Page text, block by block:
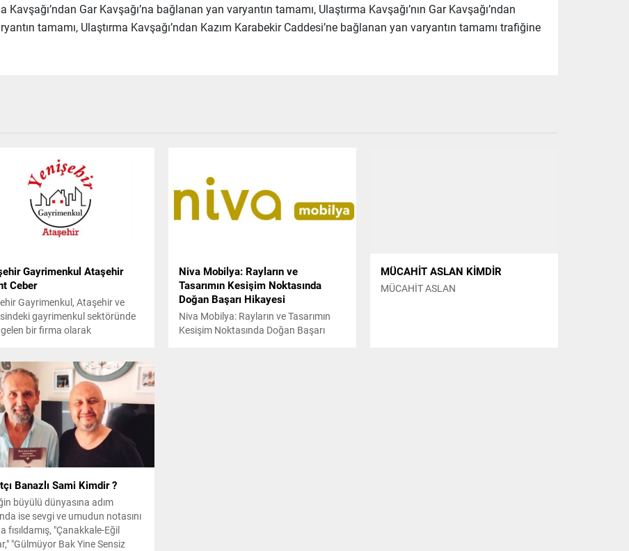
Gar Kavşağı’na bağlanan yan varyantın tamamı, Ulaştırma Kavşağı’nın Gar Kavşağı’ndan
tamamı, Ulaştırma Kavşağı’ndan Kazım Karabekir Caddesi’ne bağlanan yan varyantın tamamı trafiğine
Gayrimenkul Ataşehir
Ceber
Gayrimenkul, Ataşehir ve
gayrimenkul sektöründe
bir firma olarak
hizmet yelpazesi sunan firma,
kiralama, sigorta eksperliği
gibi çeşitli alanlarda
göstermektedir. Ayrıca,
Gayrimenkul, medya ve
alanlarında da etkin bir
Niva Mobilya: Rayların ve
Tasarımın Kesişim Noktasında
Doğan Başarı Hikayesi
Niva Mobilya: Rayların ve Tasarımın
Kesişim Noktasında Doğan Başarı
MÜCAHİT ASLAN KİMDİR
MÜCAHİT ASLAN
Banazlı Sami Kimdir ?
büyülü dünyasına adım
ise sevgi ve umudun notasını
fısıldamış, "Çanakkale-Eğil
"Gülmüyor Bak Yine Sensiz